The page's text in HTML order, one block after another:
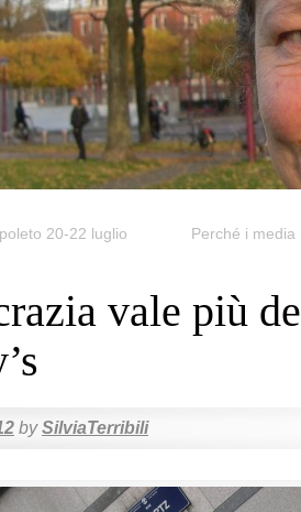
20-22 luglio
Perché i
vale più
by SilviaTerribili